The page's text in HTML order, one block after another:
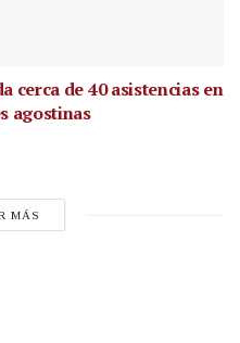
cerca de 40 asistencias en
agostinas
MÁS